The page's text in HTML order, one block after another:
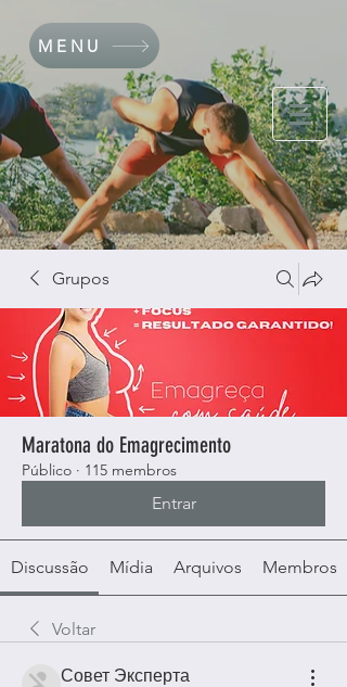
MENU
Grupos
Maratona do Emagrecimento
Público · 115 membros
Entrar
Discussão Mídia Arquivos Membros
Voltar
Совет Эксперта